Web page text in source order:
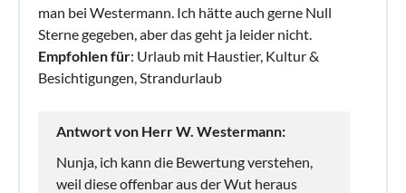
man bei Westermann. Ich hätte auch gerne Null
Sterne gegeben, aber das geht ja leider nicht.
Empfohlen für: Urlaub mit Haustier, Kultur &
Besichtigungen, Strandurlaub
Antwort von Herr W. Westermann:
Nunja, ich kann die Bewertung verstehen,
weil diese offenbar aus der Wut heraus